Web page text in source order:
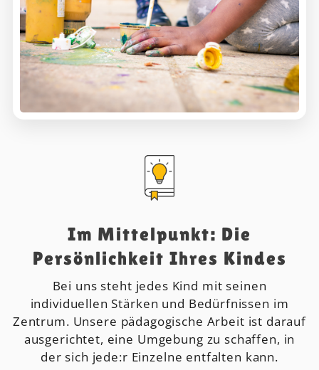
Im Mittelpunkt: Die
Persönlichkeit Ihres Kindes
Bei uns steht jedes Kind mit seinen
individuellen Stärken und Bedürfnissen im
Zentrum. Unsere pädagogische Arbeit ist darauf
ausgerichtet, eine Umgebung zu schaffen, in
der sich jede:r Einzelne entfalten kann.